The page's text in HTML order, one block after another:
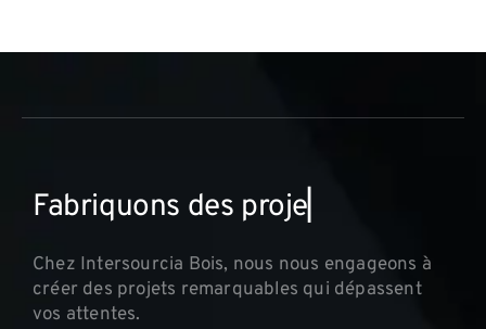
Fabriquons des proje
Chez Intersourcia Bois, nous nous engageons à
créer des projets remarquables qui dépassent
vos attentes.